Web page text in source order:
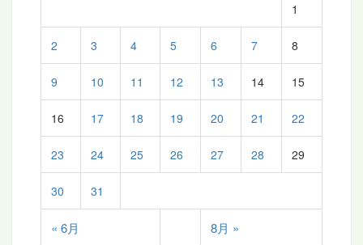
« 6月 8月 »
1
2 3 4 5 6 7 8
9 10 11 12 13 14 15
16 17 18 19 20 21 22
23 24 25 26 27 28 29
30 31